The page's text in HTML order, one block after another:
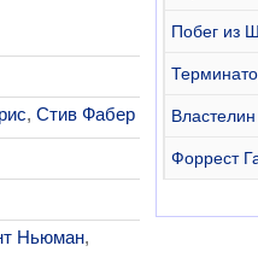
, Стив Фабер
Ньюман,
Побег из
Форрест